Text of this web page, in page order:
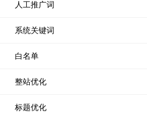
人工推广词
系统关键词
白名单
整站优化
标题优化